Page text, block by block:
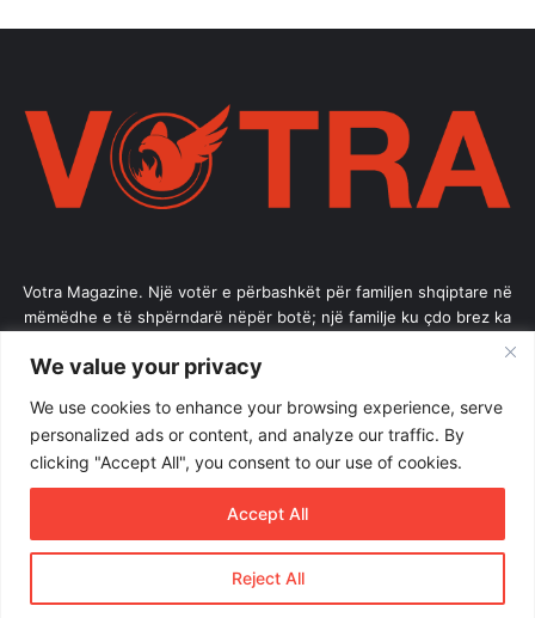
We value your privacy
We use cookies to enhance your browsing experience, serve
personalized ads or content, and analyze our traffic. By
clicking "Accept All", you consent to our use of cookies.
Reject All
Accept All
Votra Magazine. Një votër e përbashkët për familjen shqiptare në
mëmëdhe e të shpërndarë nëpër botë; një familje ku çdo brez ka
Enter
Email
© Copyright 2026, All Rights Reserved |